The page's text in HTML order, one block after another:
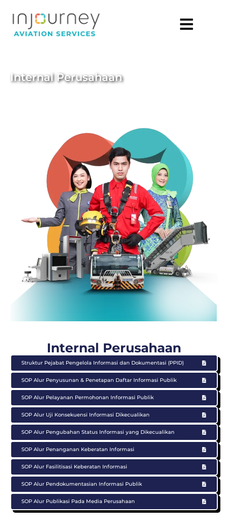
Internal Perusahaan
Internal Perusahaan
Struktur Pejabat Pengelola Informasi dan Dokumentasi (PPID)
SOP Alur Penyusunan & Penetapan Daftar Informasi Publik
SOP Alur Pelayanan Permohonan Informasi Publik
SOP Alur Uji Konsekuensi Informasi Dikecualikan
SOP Alur Pengubahan Status Informasi yang Dikecualikan
SOP Alur Penanganan Keberatan Informasi
SOP Alur Fasilitisasi Keberatan Informasi
SOP Alur Pendokumentasian Informasi Publik
SOP Alur Publikasi Pada Media Perusahaan